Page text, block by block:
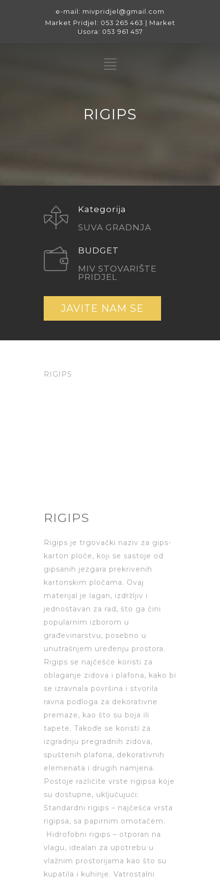
e-mail: mivpridjel@gmail.com
Market Pridjel: 053 265 463 | Market
Usora: 053 961 457
RIGIPS
Kategorija
SUVA GRADNJA
BUDGET
MIV STOVARIŠTE
PRIDJEL
JAVITE NAM SE
RIGIPS
RIGIPS
Rigips je trgovački naziv za gips-
karton ploče, koji se sastoje od
gipsanih jezgara prekrivenih
kartonskim pločama. Ovaj
materijal je lagan, izdržljiv i
jednostavan za rad, što ga čini
popularnim izborom u
građevinarstvu, posebno u
unutrašnjem uređenju prostora.
Rigips se najčešće koristi za
oblaganje zidova i plafona, kako bi
se izravnala površina i stvorila
ravna podloga za dekorativne
premaze, kao što su boja ili
tapete. Takođe se koristi za
izgradnju pregradnih zidova,
spuštenih plafona, dekorativnih
elemenata i drugih namjena.
Postoje različite vrste rigipsa koje
su dostupne, uključujući:
Standardni rigips – najčešća vrsta
rigipsa, sa papirnim omotačem.
Hidrofobni rigips – otporan na
vlagu, idealan za upotrebu u
vlažnim prostorijama kao što su
kupatila i kuhinje. Vatrostalni